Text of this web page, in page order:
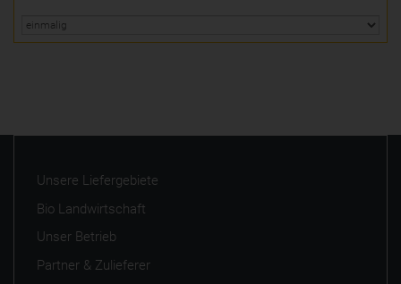
Unsere Liefergebiete
Bio Landwirtschaft
Unser Betrieb
Partner & Zulieferer